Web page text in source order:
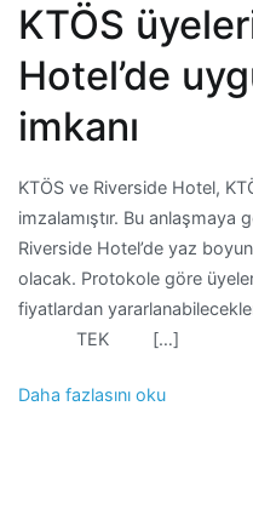
KTÖS
Hotel’de
imkanı
KTÖS ve Riverside Hotel,
imzalamıştır. Bu anlaşmaya
Riverside Hotel’de yaz
olacak. Protokole göre
fiyatlardan
TEK […]
Daha fazlasını oku